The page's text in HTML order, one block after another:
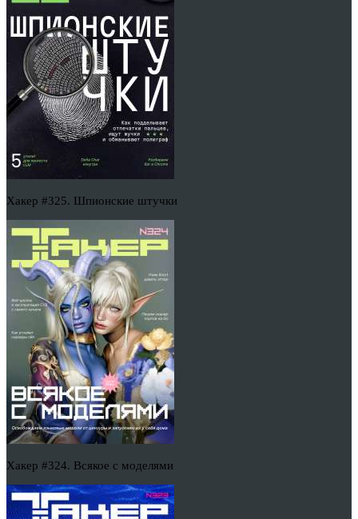
Хакер #325. Шпионские штучки
Хакер #324. Всякое с моделями